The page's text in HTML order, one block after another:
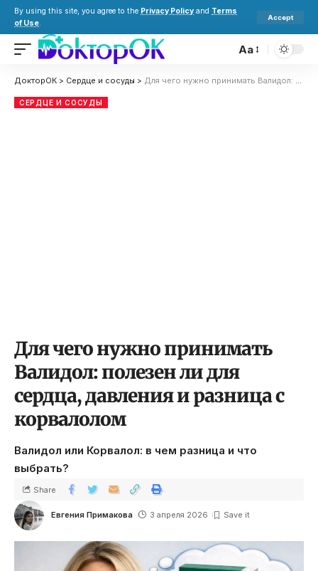
By using this site, you agree to the Privacy Policy and Terms
of Use.
Accept
Aa
ДокторОК > Сердце и сосуды > Для чего нужно принимать Валидол: полезен ли для сердца, давления и разница с корвалолом
СЕРДЦЕ И СОСУДЫ
Для чего нужно принимать
Валидол: полезен ли для
сердца, давления и разница с
корвалолом
Валидол или Корвалол: в чем разница и что
выбрать?
Евгения Примакова 3 апреля 2026
Share